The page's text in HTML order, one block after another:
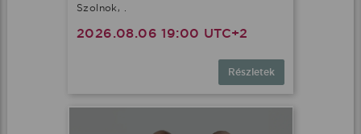
Szolnok, .
2026.08.06 19:00 UTC+2
Részletek